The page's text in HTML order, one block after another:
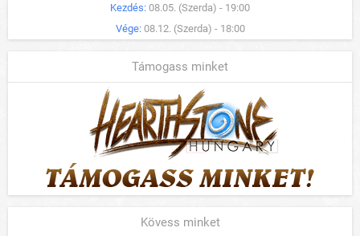
Kezdés: 08.05. (Szerda) - 19:00
Vége: 08.12. (Szerda) - 18:00
Támogass minket
Kövess minket